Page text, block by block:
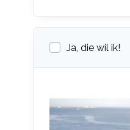
Ja, die wil ik!